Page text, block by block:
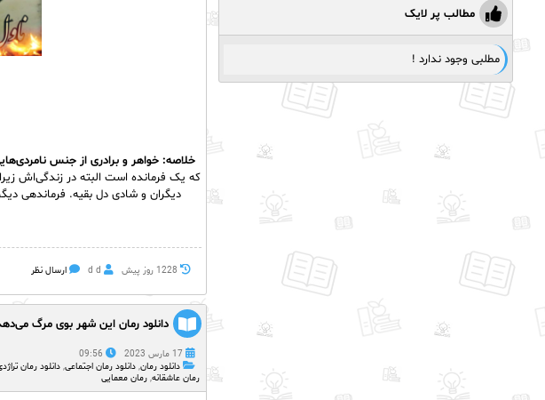
خلاصه: خواهر و برادری از جنس
که یک فرمانده است البته در زندگی‌اش
دیگران و شادی دل بقیه. فرماندهی
1228 روز پيش d d ارسال نظر
دانلود رمان این شهر بوی مرگ
17 مارس 2023
09:56
دانلود رمان, دانلود رمان اجتماعی, دانلود رمان
رمان عاشقانه, رمان معمایی
مطالب پر لایک
مطلبی وجود ندارد !